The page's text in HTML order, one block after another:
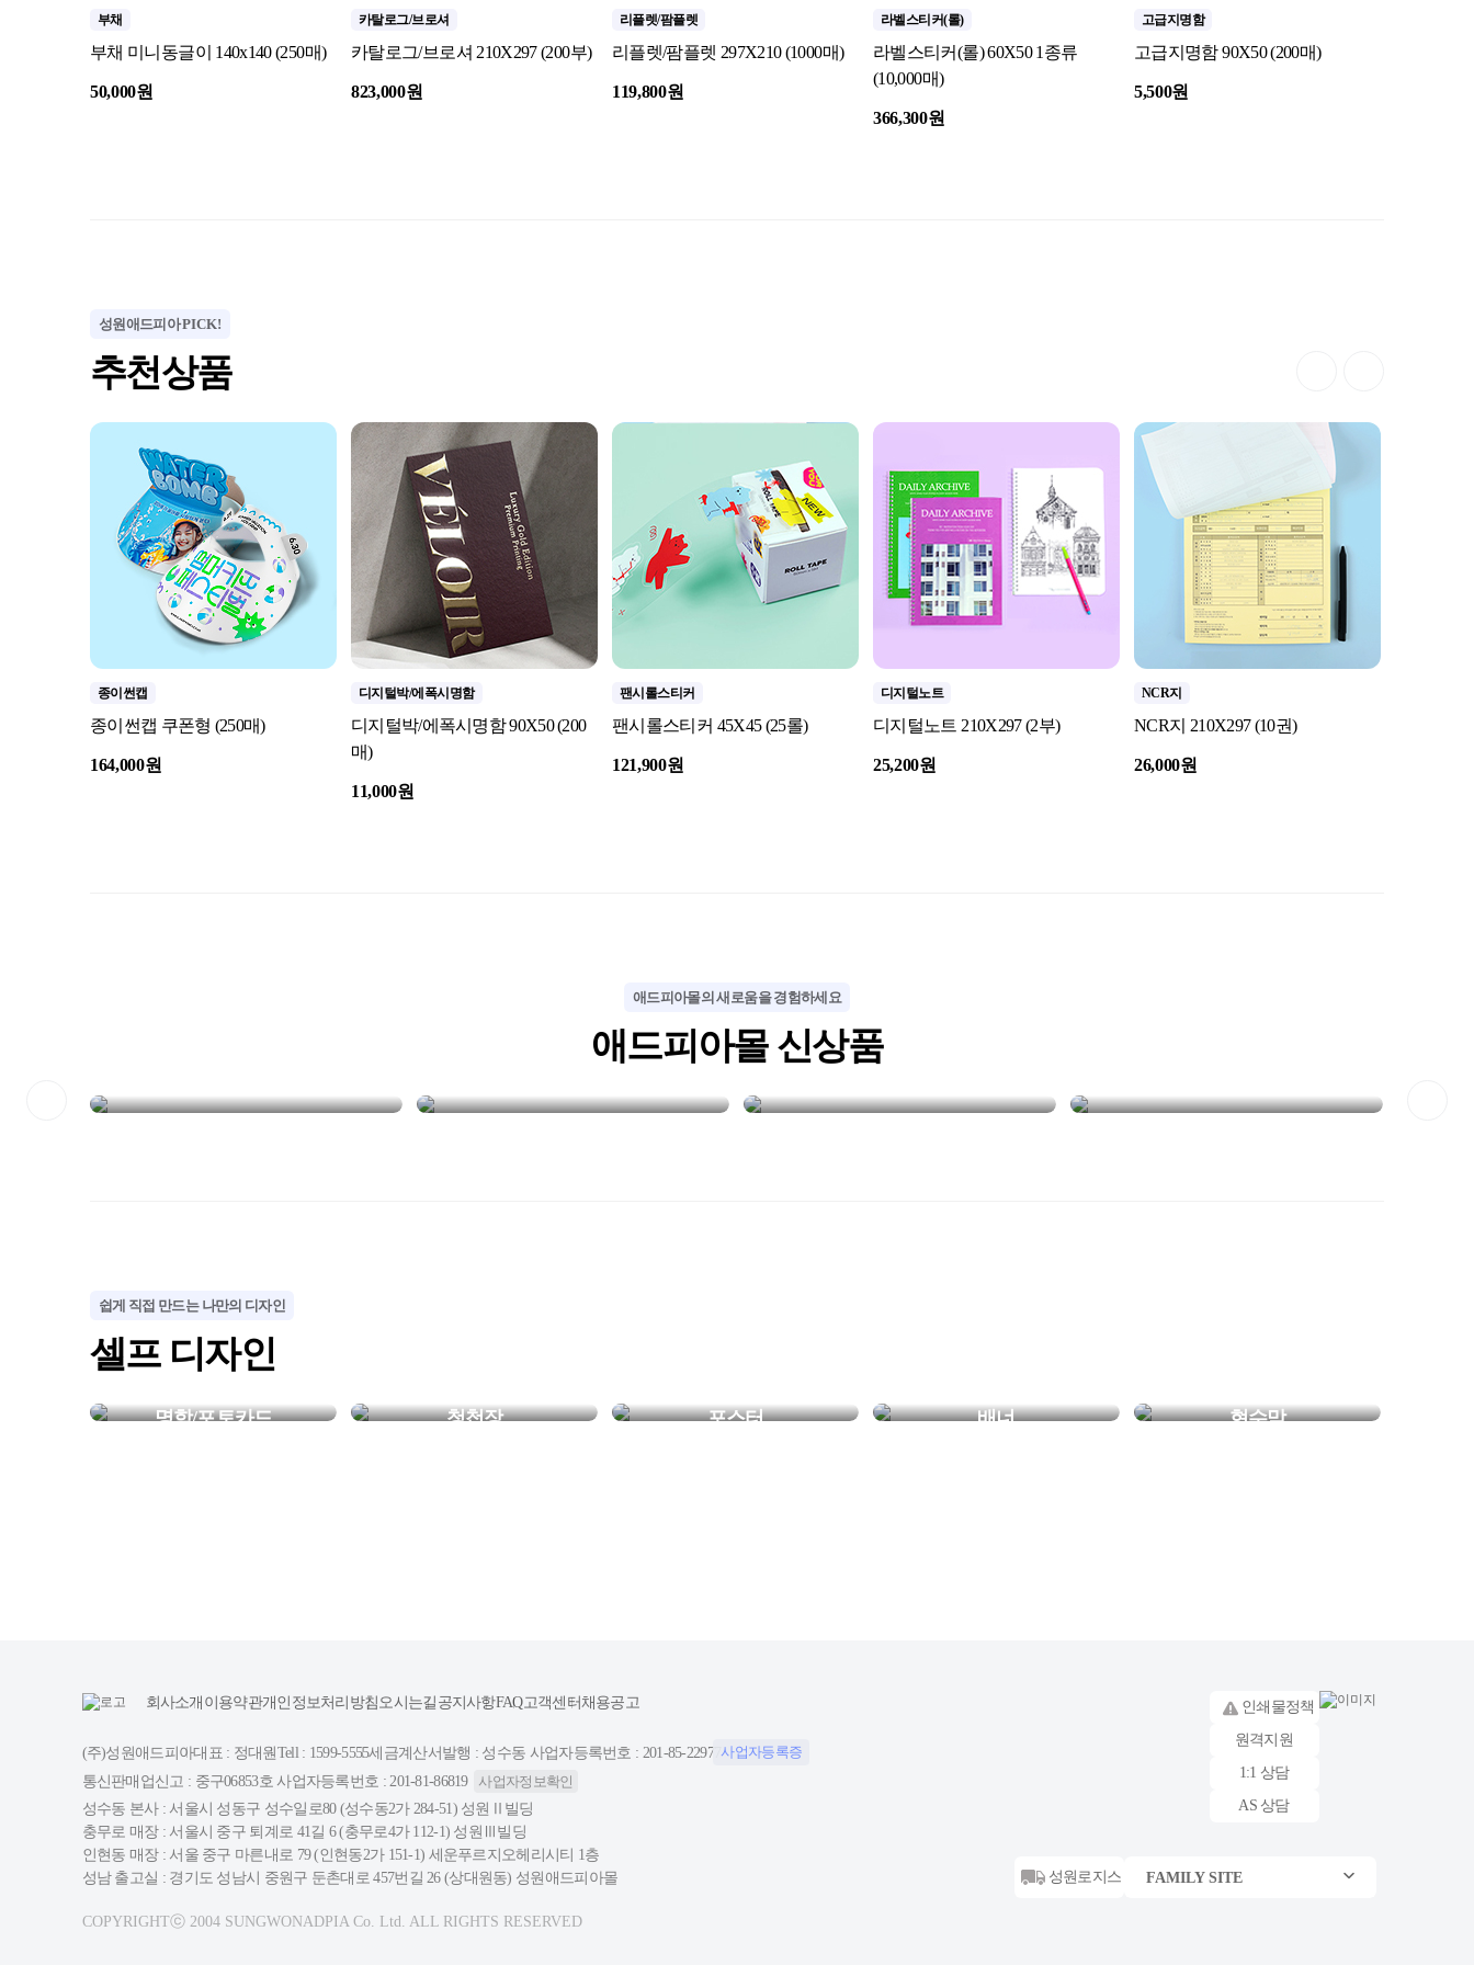
부채
부채 미니동글이 140x140 (250매)
50,000원
카탈로그/브로셔
카탈로그/브로셔 210X297 (200부)
823,000원
리플렛/팜플렛
리플렛/팜플렛 297X210 (1000매)
119,800원
라벨스티커(롤)
라벨스티커(롤) 60X50 1종류
(10,000매)
366,300원
고급지명함
고급지명함 90X50 (200매)
5,500원
추천상품
성원애드피아PICK!
종이썬캡
종이썬캡 쿠폰형 (250매)
164,000원
디지털박/에폭시명함
디지털박/에폭시명함 90X50 (200
매)
11,000원
팬시롤스티커
팬시롤스티커 45X45 (25롤)
121,900원
디지털노트
디지털노트 210X297 (2부)
25,200원
NCR지
NCR지 210X297 (10권)
26,000원
애드피아몰 신상품
애드피아몰의 새로움을 경험하세요
투명하게 빛나는 나만의 굿즈,
매장 필수 홍보 아이템,
셀프 디자인
쉽게 직접 만드는 나만의 디자인
명함/포토카드 청첩장 포스터 배너 현수막
회사소개 이용약관개인정보처리방침오시는길 공지사항FAQ고객센터채용공고
(주)성원애드피아대표 : 정대원Tell : 1599-5555세금계산서발행 : 성수동 사업자등록번호 : 201-85-22977 사업자등록증
통신판매업신고 : 중구06853호 사업자등록번호 : 201-81-86819
사업자정보확인
성수동 본사 : 서울시 성동구 성수일로80 (성수동2가 284-51) 성원Ⅱ빌딩
충무로 매장 : 서울시 중구 퇴계로 41길 6 (충무로4가 112-1) 성원Ⅲ빌딩
인현동 매장 : 서울 중구 마른내로 79 (인현동2가 151-1) 세운푸르지오헤리시티 1층
성남 출고실 : 경기도 성남시 중원구 둔촌대로 457번길 26 (상대원동) 성원애드피아몰
COPYRIGHTⓒ 2004 SUNGWONADPIA Co. Ltd. ALL RIGHTS RESERVED
인쇄물정책
원격지원
1:1 상담
AS 상담
성원로지스 FAMILY SITE